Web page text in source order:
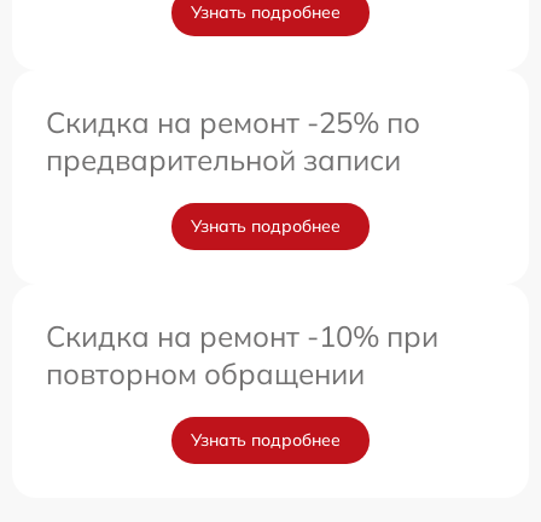
Узнать подробнее
Скидка на ремонт -25% по
предварительной записи
Узнать подробнее
Скидка на ремонт -10% при
повторном обращении
Узнать подробнее